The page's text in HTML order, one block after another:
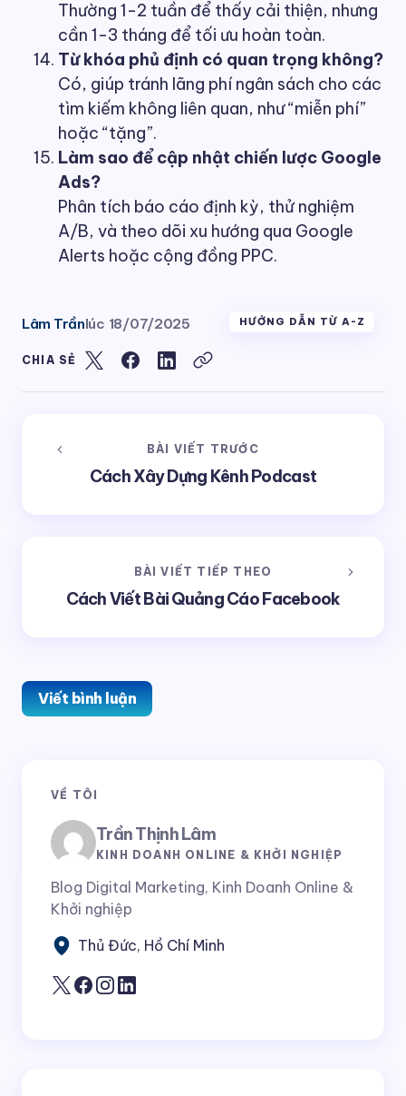
Thường 1-2 tuần để thấy cải thiện, nhưng
cần 1-3 tháng để tối ưu hoàn toàn.
Từ khóa phủ định có quan trọng không?
Có, giúp tránh lãng phí ngân sách cho các
tìm kiếm không liên quan, như “miễn phí”
hoặc “tặng”.
Làm sao để cập nhật chiến lược Google
Ads?
Phân tích báo cáo định kỳ, thử nghiệm
A/B, và theo dõi xu hướng qua Google
Alerts hoặc cộng đồng PPC.
Lâm Trầnlúc 18/07/2025 HƯỚNG DẪN TỪ A-Z
CHIA SẺ
BÀI VIẾT TRƯỚC
Cách Xây Dựng Kênh Podcast
BÀI VIẾT TIẾP THEO
Cách Viết Bài Quảng Cáo Facebook
Viết bình luận
Email của bạn sẽ không được hiển thị công khai.
Bình luận của bạn *
Tên *
VỀ TÔI
Trần Thịnh Lâm
KINH DOANH ONLINE & KHỞI NGHIỆP
Blog Digital Marketing, Kinh Doanh Online &
Khởi nghiệp
Thủ Đức, Hồ Chí Minh